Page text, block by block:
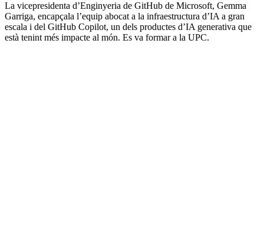
La vicepresidenta d’Enginyeria de GitHub de Microsoft, Gemma
Garriga, encapçala l’equip abocat a la infraestructura d’IA a gran
escala i del GitHub Copilot, un dels productes d’IA generativa que
està tenint més impacte al món. Es va formar a la UPC.